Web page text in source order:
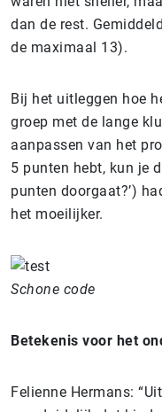
dan de rest.
de maximaal 13).
Bij het uitleggen hoe
groep met de lange
aanpassen van het
5 punten hebt, kun je
punten doorgaat?’)
het moeilijker.
Schone code
Betekenis voor het
Felienne Hermans: